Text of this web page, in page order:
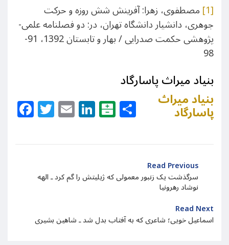
[1] مصطفوی، زهرا: آفرینش شش روزه و حرکت
جوهری، دانشیار دانشگاه تهران، در: دو فصلنامه علمی-
پژوهشی حکمت صدرایی / بهار و تابستان 1392، 91-
98
بنیاد میراث پاسارگاد
Facebook
Twitter
EmailLinkedIn
Balatarin
Share
بنیاد میراث
پاسارگاد
Read Previous
نوشاد رهرونیا
Read Next
اسماعیل خویی؛ شاعری که به آفتاب بدل شد ـ شاهین بشیری